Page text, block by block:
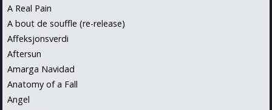
A Real Pain
A bout de souffle (re-release)
Affeksjonsverdi
Aftersun
Amarga Navidad
Anatomy of a Fall
Angel